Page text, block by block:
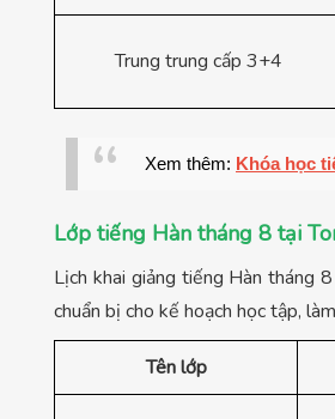
Trung trung cấp 3+4
Xem thêm: Khóa học
Lớp tiếng Hàn tháng 8 tại
Lịch khai giảng tiếng Hàn tháng
chuẩn bị cho kế hoạch học tập,
Tên lớp